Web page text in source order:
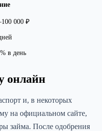
000 ₽
в день
онлайн
и, в некоторых
на официальном сайте,
займа. После одобрения